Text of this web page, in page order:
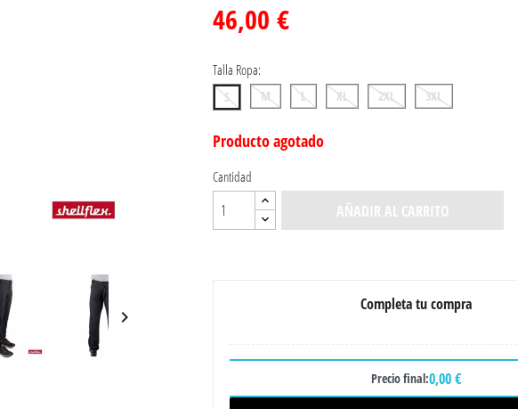

46,00 €
Talla Ropa:
S M L XL 2XL 3XL
Producto agotado
Cantidad
AÑADIR AL CARRITO
Completa tu compra
Precio final:0,00 €